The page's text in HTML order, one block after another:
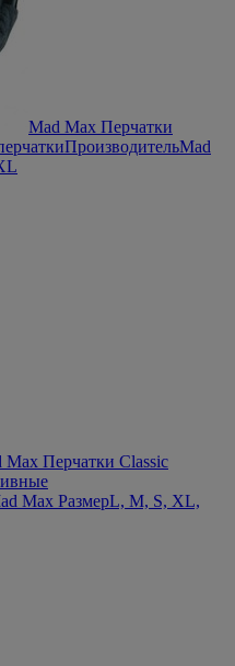
Mad Max Перчатки
ПроизводительMad
Max Перчатки Classic
Max РазмерL, M, S, XL,